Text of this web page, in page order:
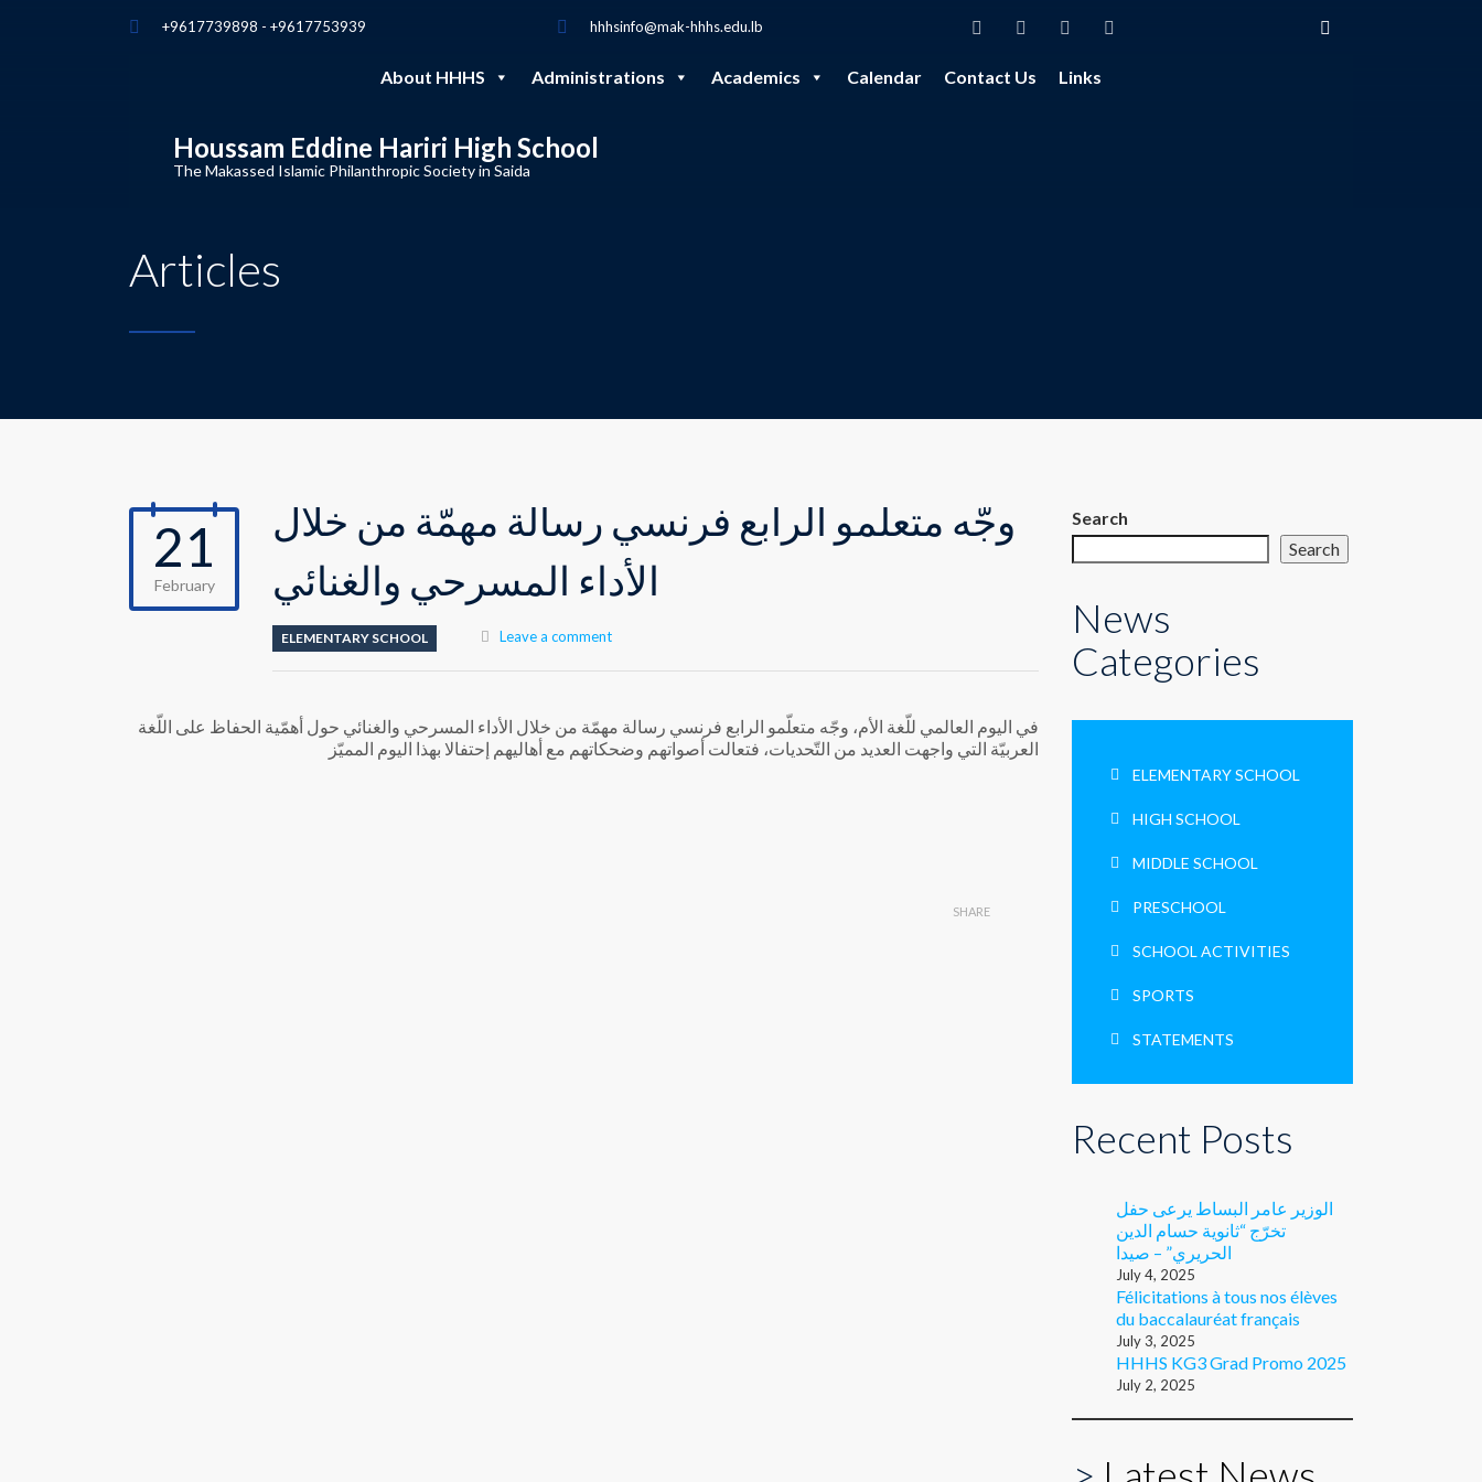
+9617739898 - +9617753939 hhhsinfo@mak-hhhs.edu.lb
About HHHS Administrations Academics Calendar Contact Us Links
Houssam Eddine Hariri High School
The Makassed Islamic Philanthropic Society in Saida
Articles
21
February
وجّه متعلّمو الرابع فرنسي رسالة مهمّة من خلال
الأداء المسرحي والغنائي
ELEMENTARY SCHOOL Leave a comment
في اليوم العالمي للّغة الأم، وجّه متعلّمو الرابع فرنسي رسالة مهمّة من خلال الأداء المسرحي والغنائي حول أهمّية الحفاظ على اللّغة
العربيّة التي واجهت العديد من التّحديات، فتعالت أصواتهم وضحكاتهم مع أهاليهم إحتفالا بهذا اليوم المميّز
SHARE
Search
Search
News
Categories
ELEMENTARY SCHOOL
HIGH SCHOOL
MIDDLE SCHOOL
PRESCHOOL
SCHOOL ACTIVITIES
SPORTS
STATEMENTS
Recent Posts
الوزير عامر البساط يرعى حفل
تخرّج “ثانوية حسام الدين
الحريري” – صيدا
July 4, 2025
Félicitations à tous nos élèves
du baccalauréat français
July 3, 2025
HHHS KG3 Grad Promo 2025
July 2, 2025